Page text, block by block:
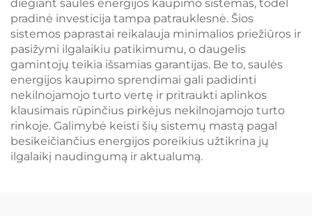
diegiant saulės energijos kaupimo sistemas, todėl
pradinė investicija tampa patrauklesnė. Šios
sistemos paprastai reikalauja minimalios priežiūros ir
pasižymi ilgalaikiu patikimumu, o daugelis
gamintojų teikia išsamias garantijas. Be to, saulės
energijos kaupimo sprendimai gali padidinti
nekilnojamojo turto vertę ir pritraukti aplinkos
klausimais rūpinčius pirkėjus nekilnojamojo turto
rinkoje. Galimybė keisti šių sistemų mastą pagal
besikeičiančius energijos poreikius užtikrina jų
ilgalaikį naudingumą ir aktualumą.